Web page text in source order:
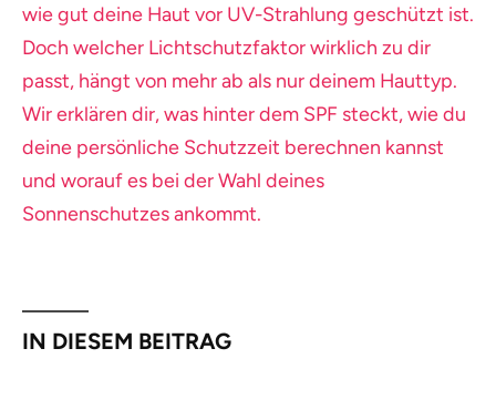
wie gut deine Haut vor UV-Strahlung geschützt ist.
Doch welcher Lichtschutzfaktor wirklich zu dir
passt, hängt von mehr ab als nur deinem Hauttyp.
Wir erklären dir, was hinter dem SPF steckt, wie du
deine persönliche Schutzzeit berechnen kannst
und worauf es bei der Wahl deines
Sonnenschutzes ankommt.
IN DIESEM BEITRAG